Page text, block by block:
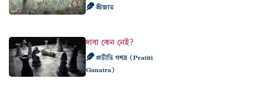
শ্রীজাত
দাবা কেন নেই?
প্রতীতি গণত্র (Pratiti
Ganatra)